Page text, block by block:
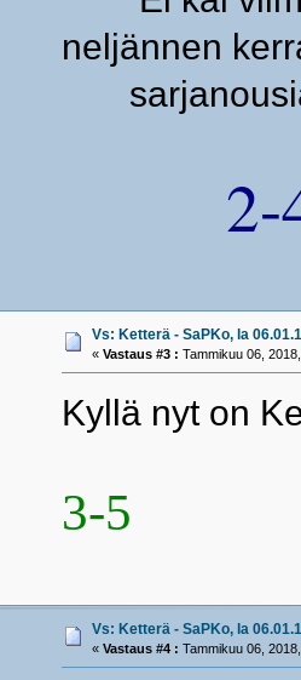
neljännen
2-
Vs: Ketterä - SaPKo, la
«Vastaus #3 : Tammikuu 06,
Kyllä nyt on
3-5
Vs: Ketterä - SaPKo, la
«Vastaus #4 : Tammikuu 06,